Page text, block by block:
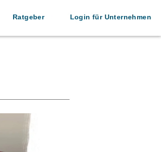
Ratgeber Login für Unternehmen